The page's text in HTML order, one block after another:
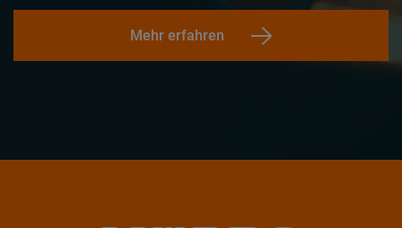
Mehr erfahren